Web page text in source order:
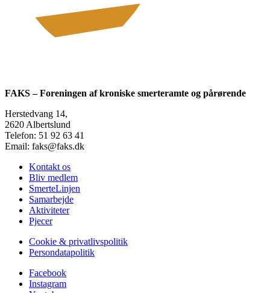
FAKS – Foreningen af kroniske smerteramte og pårørende
Herstedvang 14,
2620 Albertslund
Telefon: 51 92 63 41
Email: faks@faks.dk
Kontakt os
Bliv medlem
SmerteLinjen
Samarbejde
Aktiviteter
Pjecer
Cookie & privatlivspolitik
Persondatapolitik
Facebook
Instagram